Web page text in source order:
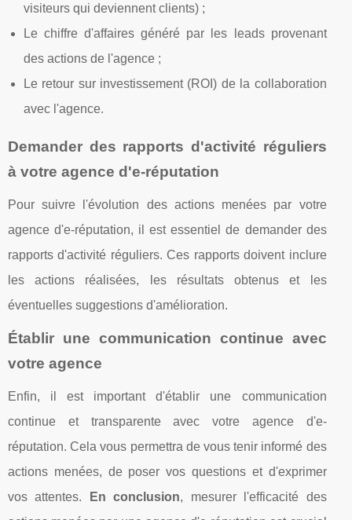
visiteurs qui deviennent clients) ;
Le chiffre d'affaires généré par les leads provenant
des actions de l'agence ;
Le retour sur investissement (ROI) de la collaboration
avec l'agence.
Demander des rapports d'activité réguliers
à votre agence d'e-réputation
Pour suivre l'évolution des actions menées par votre
agence d'e-réputation, il est essentiel de demander des
rapports d'activité réguliers. Ces rapports doivent inclure
les actions réalisées, les résultats obtenus et les
éventuelles suggestions d'amélioration.
Établir une communication continue avec
votre agence
Enfin, il est important d'établir une communication
continue et transparente avec votre agence d'e-
réputation. Cela vous permettra de vous tenir informé des
actions menées, de poser vos questions et d'exprimer
vos attentes.
En conclusion, mesurer l'efficacité des